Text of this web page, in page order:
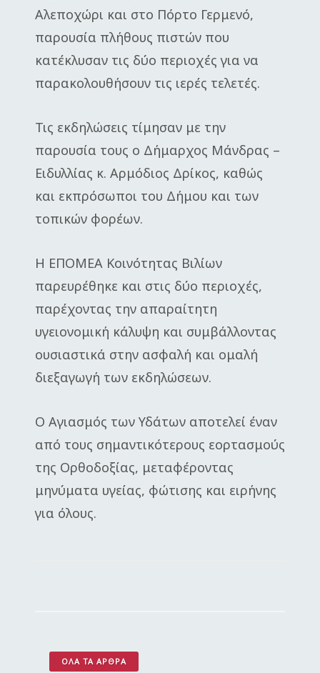
Αλεποχώρι και στο Πόρτο Γερμενό,
παρουσία πλήθους πιστών που
κατέκλυσαν τις δύο περιοχές για να
παρακολουθήσουν τις ιερές τελετές.
Τις εκδηλώσεις τίμησαν με την
παρουσία τους ο Δήμαρχος Μάνδρας –
Ειδυλλίας κ. Αρμόδιος Δρίκος, καθώς
και εκπρόσωποι του Δήμου και των
τοπικών φορέων.
Η ΕΠΟΜΕΑ Κοινότητας Βιλίων
παρευρέθηκε και στις δύο περιοχές,
παρέχοντας την απαραίτητη
υγειονομική κάλυψη και συμβάλλοντας
ουσιαστικά στην ασφαλή και ομαλή
διεξαγωγή των εκδηλώσεων.
Ο Αγιασμός των Υδάτων αποτελεί έναν
από τους σημαντικότερους εορτασμούς
της Ορθοδοξίας, μεταφέροντας
μηνύματα υγείας, φώτισης και ειρήνης
για όλους.
ΌΛΑ ΤΑ ΆΡΘΡΑ